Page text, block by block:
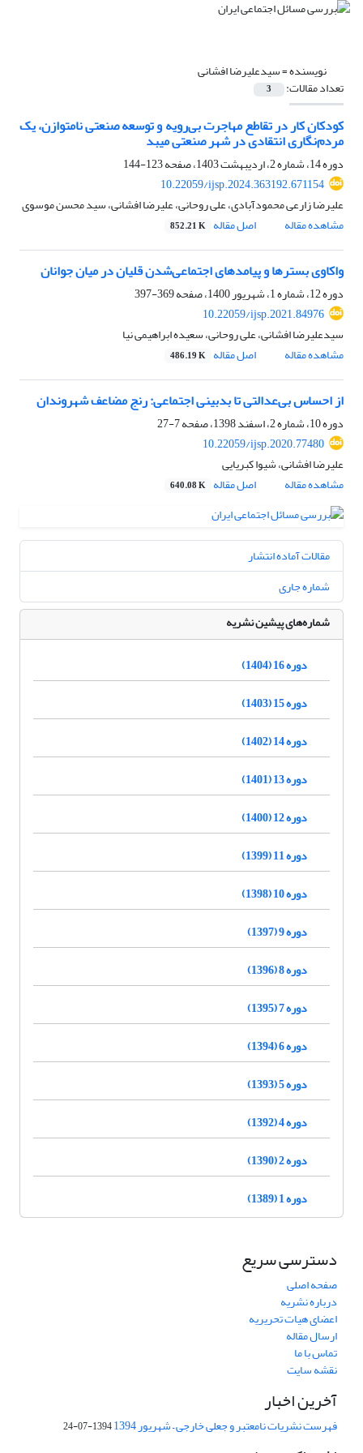
نویسنده =سیدعلیرضا افشانی
تعداد مقالات: 3
کودکان کار در تقاطع مهاجرت بی‌رویه و توسعه صنعتی نامتوازن، یک
مردم‌نگاری انتقادی در شهر صنعتی میبد
دوره 14، شماره 2، اردیبهشت 1403، صفحه
123-144
10.22059/ijsp.2024.363192.671154
علیرضا زارعی محمودآبادی، علی روحانی، علیرضا افشانی، سید محسن موسوی
مشاهده مقاله
اصل مقاله 852.21 K
واکاوی بسترها و پیامدهای اجتماعی‌شدن قلیان در میان جوانان
دوره 12، شماره 1، شهریور 1400، صفحه
369-397
10.22059/ijsp.2021.84976
سیدعلیرضا افشانی، علی روحانی، سعیده ابراهیمی نیا
مشاهده مقاله
اصل مقاله 486.19 K
از احساس بی‌عدالتی تا بدبینی اجتماعی: رنج مضاعف شهروندان
دوره 10، شماره 2، اسفند 1398، صفحه
7-27
10.22059/ijsp.2020.77480
علیرضا افشانی، شیوا کبریایی
مشاهده مقاله
اصل مقاله 640.08 K
مقالات آماده انتشار
شماره جاری
شماره‌های پیشین نشریه
دوره 16 (1404)
دوره 15 (1403)
دوره 14 (1402)
دوره 13 (1401)
دوره 12 (1400)
دوره 11 (1399)
دوره 10 (1398)
دوره 9 (1397)
دوره 8 (1396)
دوره 7 (1395)
دوره 6 (1394)
دوره 5 (1393)
دوره 4 (1392)
دوره 2 (1390)
دوره 1 (1389)
دسترسی سریع
صفحه اصلی
درباره نشریه
اعضای هیات تحریریه
ارسال مقاله
تماس با ما
نقشه سایت
آخرین اخبار
فهرست نشریات نامعتبر و جعلی خارجی – شهریور 1394 1394-07-24